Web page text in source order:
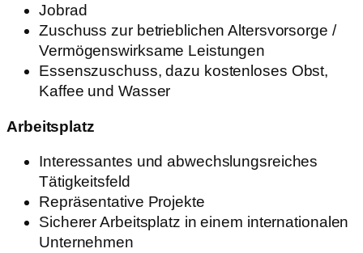
Jobrad
Zuschuss zur betrieblichen Altersvorsorge /
Vermögenswirksame Leistungen
Essenszuschuss, dazu kostenloses Obst,
Kaffee und Wasser
Arbeitsplatz
Interessantes und abwechslungsreiches
Tätigkeitsfeld
Repräsentative Projekte
Sicherer Arbeitsplatz in einem internationalen
Unternehmen